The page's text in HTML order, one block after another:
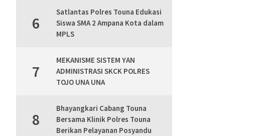
6
Satlantas Polres Touna Edukasi
Siswa SMA 2 Ampana Kota dalam
MPLS
7
MEKANISME SISTEM YAN
ADMINISTRASI SKCK POLRES
TOJO UNA UNA
8
Bhayangkari Cabang Touna
Bersama Klinik Polres Touna
Berikan Pelayanan Posyandu